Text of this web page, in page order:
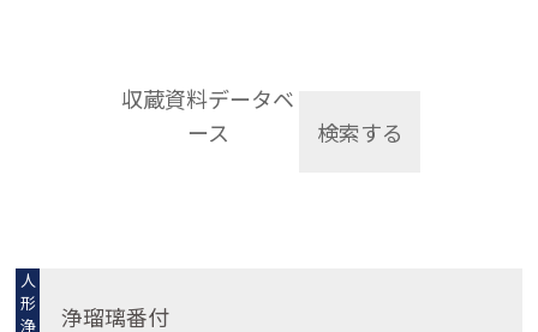
収蔵資料データベ
ース
検索する
人
形
浄
浄瑠璃番付